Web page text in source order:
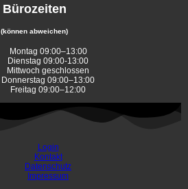
Bürozeiten
(können abweichen)
Montag 09:00–13:00
Dienstag 09:00-13:00
Mittwoch geschlossen
Donnerstag 09:00–13:00
Freitag 09:00–12:00
Login
Kontakt
Datenschutz
Impressum